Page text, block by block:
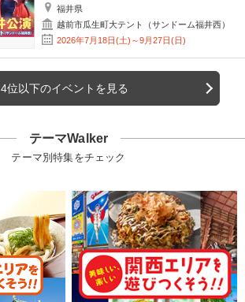
福井県
越前市瓜生町大テント（サンドーム福井西）
2026年7月18日(土)～9月27日(日)
4位以下のイベントを見る
テーマWalker
テーマ別特集をチェック